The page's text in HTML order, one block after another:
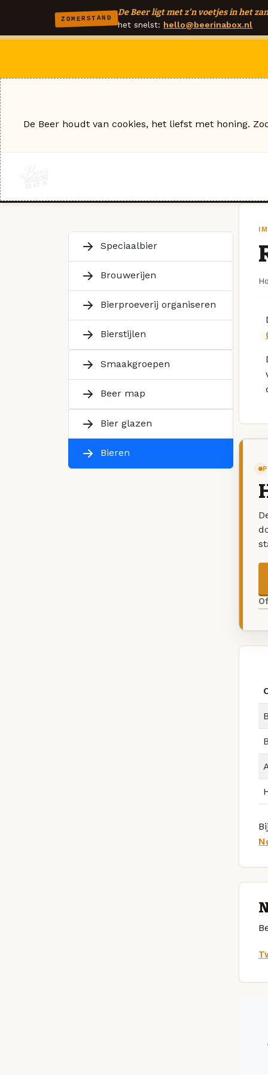
ZOMERSTAND
De Beer ligt met z'n voetjes in het
het snelst: hello@beerinabox.nl
Speciaalbier
Brouwerijen
Bierproeverij organiseren
Bierstijlen
Smaakgroepen
Beer map
Bier glazen
Bieren
De Beer houdt van cookies, het liefst met honing.